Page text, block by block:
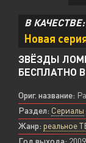
В
Новая
ЗВЁЗДЫ
БЕСПЛАТНО В
Ориг. название:
Раздел: Сериалы
Жанр: реальное
Год выхода: 2009